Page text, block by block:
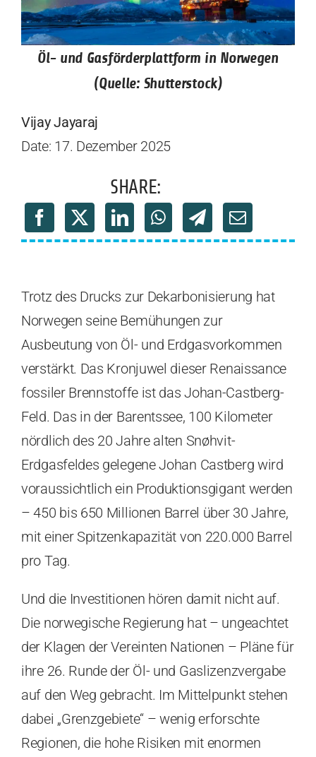
Öl- und Gasförderplattform in Norwegen
(Quelle: Shutterstock)
Vijay Jayaraj
Date: 17. Dezember 2025
SHARE:
Trotz des Drucks zur Dekarbonisierung hat
Norwegen seine Bemühungen zur
Ausbeutung von Öl- und Erdgasvorkommen
verstärkt. Das Kronjuwel dieser Renaissance
fossiler Brennstoffe ist das Johan-Castberg-
Feld. Das in der Barentssee, 100 Kilometer
nördlich des 20 Jahre alten Snøhvit-
Erdgasfeldes gelegene Johan Castberg wird
voraussichtlich ein Produktionsgigant werden
– 450 bis 650 Millionen Barrel über 30 Jahre,
mit einer Spitzenkapazität von 220.000 Barrel
pro Tag.
Und die Investitionen hören damit nicht auf.
Die norwegische Regierung hat – ungeachtet
der Klagen der Vereinten Nationen – Pläne für
ihre 26. Runde der Öl- und Gaslizenzvergabe
auf den Weg gebracht. Im Mittelpunkt stehen
dabei „Grenzgebiete“ – wenig erforschte
Regionen, die hohe Risiken mit enormen